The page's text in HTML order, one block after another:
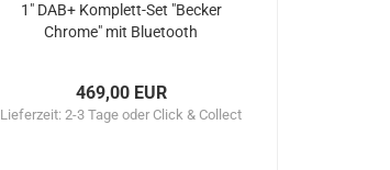
1" DAB+ Komplett-Set "Becker
Chrome" mit Bluetooth
469,00 EUR
Lieferzeit: 2-3 Tage oder Click & Collect